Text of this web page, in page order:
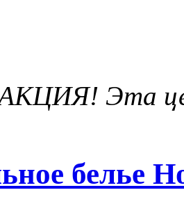
Эта
белье